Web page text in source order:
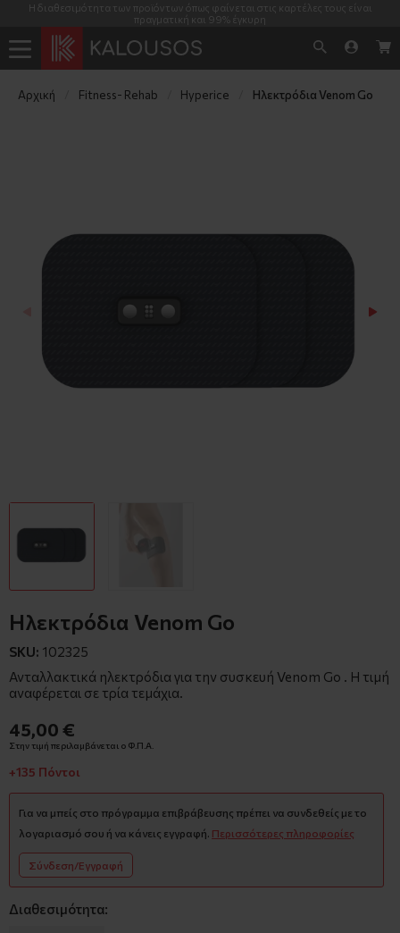
Η διαθεσιμότητα των προϊόντων όπως φαίνεται στις καρτέλες τους είναι
πραγματική και 99% έγκυρη
Αρχική Fitness- Rehab Hyperice Ηλεκτρόδια Venom Go
Ηλεκτρόδια Venom Go
SKU: 102325
Ανταλλακτικά ηλεκτρόδια για την συσκευή Venom Go . Η τιμή
αναφέρεται σε τρία τεμάχια.
45,00 €
Στην τιμή περιλαμβάνεται ο Φ.Π.Α.
+135 Πόντοι
Για να μπείς στο πρόγραμμα επιβράβευσης πρέπει να συνδεθείς με το
λογαριασμό σου ή να κάνεις εγγραφή. Περισσότερες πληροφορίες
Σύνδεση/Εγγραφή
Διαθεσιμότητα: